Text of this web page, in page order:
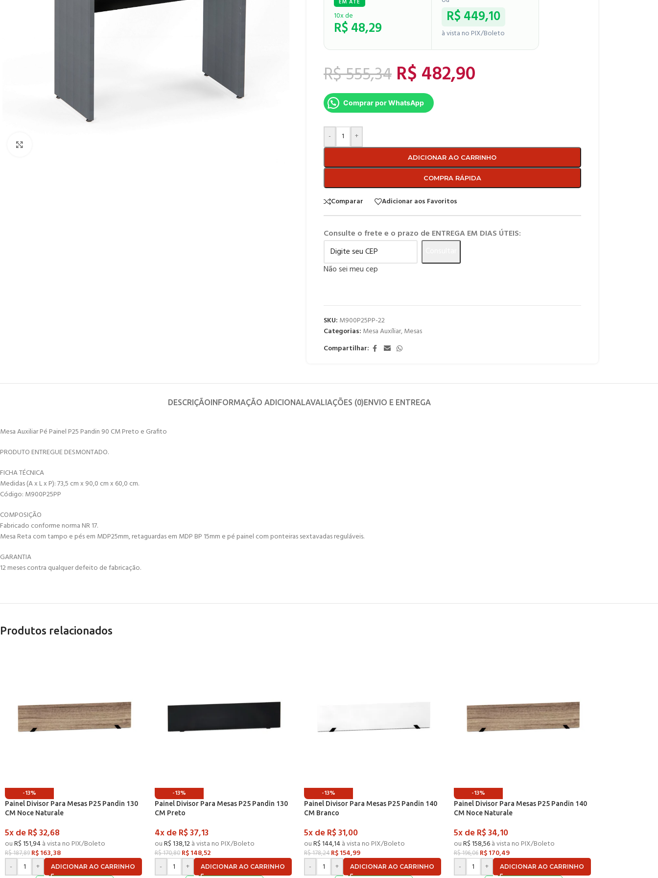
10x de
R$48,29
R$449,10
à vista no PIX/Boleto
R$555,34 R$482,90
Comprar por WhatsApp
- +
ADICIONAR AO CARRINHO
COMPRA RÁPIDA
Comparar Adicionar aos Favoritos
Consulte o frete e o prazo de ENTREGA EM DIAS ÚTEIS:
Não sei meu cep
SKU: M900P25PP-22
Categorias: Mesa Auxíliar,Mesas
Compartilhar:
DESCRIÇÃOINFORMAÇÃO ADICIONAL AVALIAÇÕES (0)ENVIO E ENTREGA
Mesa Auxiliar Pé Painel P25 Pandin 90 CM Preto e Grafito
PRODUTO ENTREGUE DESMONTADO.
FICHA TÉCNICA
Medidas (A x L x P): 73,5 cm x 90,0 cm x 60,0 cm.
Código: M900P25PP
COMPOSIÇÃO
Fabricado conforme norma NR 17.
Mesa Reta com tampo e pés em MDP25mm, retaguardas em MDP BP 15mm e pé painel com ponteiras sextavadas reguláveis.
GARANTIA
12 meses contra qualquer defeito de fabricação.
Produtos relacionados
-13%
Painel Divisor Para Mesas P25 Pandin 130
CM Noce Naturale
5x deR$32,68
ouR$151,94à vista no PIX/Boleto
R$187,89 R$163,38
-
+ ADICIONAR AO CARRINHO
-13%
Painel Divisor Para Mesas P25 Pandin 130
CM Preto
4x deR$37,13
ouR$138,12à vista no PIX/Boleto
R$170,80 R$148,52
-
+ ADICIONAR AO CARRINHO
-13%
Painel Divisor Para Mesas P25 Pandin 140
CM Branco
5x deR$31,00
ouR$144,14à vista no PIX/Boleto
R$178,24 R$154,99
-
+ ADICIONAR AO CARRINHO
-13%
Painel Divisor Para Mesas P25 Pandin 140
CM Noce Naturale
5x deR$34,10
ouR$158,56à vista no PIX/Boleto
R$196,06 R$170,49
-
+ ADICIONAR AO CARRINHO